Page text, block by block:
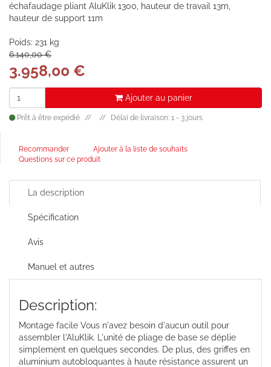
échafaudage pliant AluKlik 1300, hauteur de travail 13m,
hauteur de support 11m
Poids: 231 kg
6.140,00 €
3.958,00 €
Ajouter au panier
Prêt à être expédié Délai de livraison: 1 - 3 jours
Recommander
Ajouter à la liste de souhaits
Questions sur ce produit
La description
Spécification
Avis
Manuel et autres
Description:
Montage facile Vous n'avez besoin d'aucun outil pour
assembler l'AluKlik. L'unité de pliage de base se déplie
simplement en quelques secondes. De plus, des griffes en
aluminium autobloquantes à haute résistance assurent un